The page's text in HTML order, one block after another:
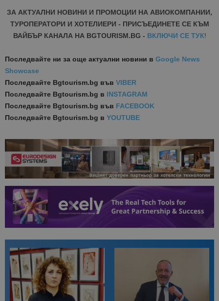
ЗА АКТУАЛНИ НОВИНИ И ПРОМОЦИИ НА АВИОКОМПАНИИ,
ТУРОПЕРАТОРИ И ХОТЕЛИЕРИ - ПРИСЪЕДИНЕТЕ СЕ КЪМ
ВАЙБЪР КАНАЛА НА BGTOURISM.BG - ВКЛЮЧИ СЕ ТУК!
Последвайте ни за още актуални новини в Google News
Showcase
Последвайте Bgtourism.bg във VIBER
Последвайте Bgtourism.bg в INSTAGRAM
Последвайте Bgtourism.bg във FACEBOOK
Последвайте Bgtourism.bg в YOUTUBE